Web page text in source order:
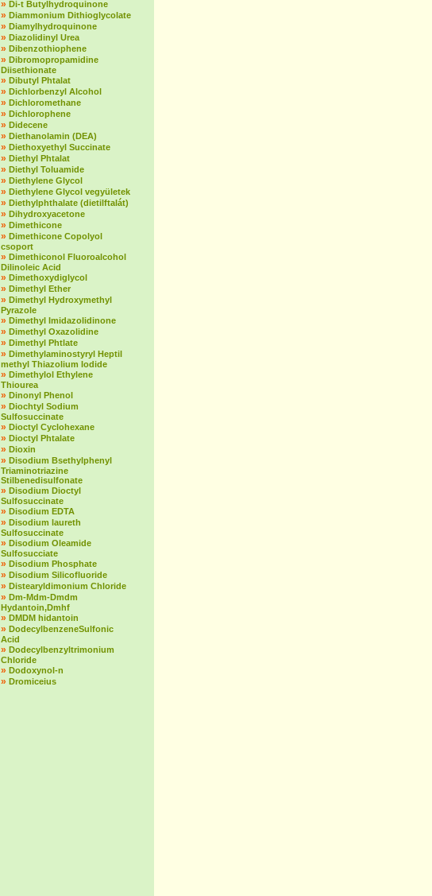
» Di-t Butylhydroquinone
» Diammonium Dithioglycolate
» Diamylhydroquinone
» Diazolidinyl Urea
» Dibenzothiophene
» Dibromopropamidine
Diisethionate
» Dibutyl Phtalat
» Dichlorbenzyl Alcohol
» Dichloromethane
» Dichlorophene
» Didecene
» Diethanolamin (DEA)
» Diethoxyethyl Succinate
» Diethyl Phtalat
» Diethyl Toluamide
» Diethylene Glycol
» Diethylene Glycol vegyületek
» Diethylphthalate (dietilftalát)
» Dihydroxyacetone
» Dimethicone
» Dimethicone Copolyol
csoport
» Dimethiconol Fluoroalcohol
Dilinoleic Acid
» Dimethoxydiglycol
» Dimethyl Ether
» Dimethyl Hydroxymethyl
Pyrazole
» Dimethyl Imidazolidinone
» Dimethyl Oxazolidine
» Dimethyl Phtlate
» Dimethylaminostyryl Heptil
methyl Thiazolium Iodide
» Dimethylol Ethylene
Thiourea
» Dinonyl Phenol
» Diochtyl Sodium
Sulfosuccinate
» Dioctyl Cyclohexane
» Dioctyl Phtalate
» Dioxin
» Disodium Bsethylphenyl
Triaminotriazine
Stilbenedisulfonate
» Disodium Dioctyl
Sulfosuccinate
» Disodium EDTA
» Disodium laureth
Sulfosuccinate
» Disodium Oleamide
Sulfosucciate
» Disodium Phosphate
» Disodium Silicofluoride
» Distearyldimonium Chloride
» Dm-Mdm-Dmdm
Hydantoin,Dmhf
» DMDM hidantoin
» DodecylbenzeneSulfonic
Acid
» Dodecylbenzyltrimonium
Chloride
» Dodoxynol-n
» Dromiceius